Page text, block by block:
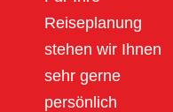
Reiseplanung
stehen wir Ihnen
sehr gerne
persönlich